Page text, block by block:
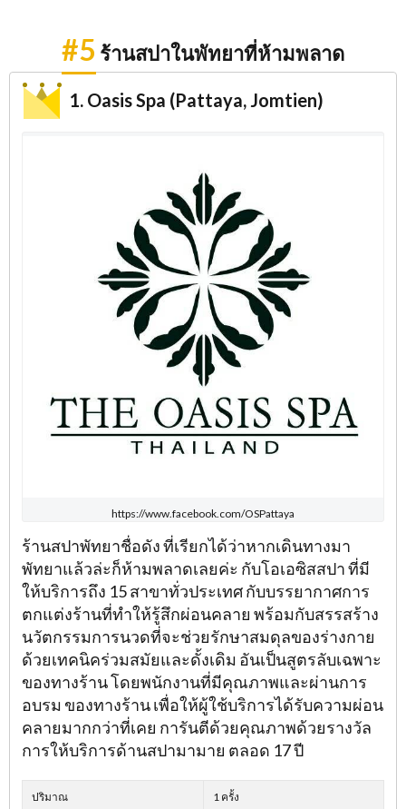
#5 ร้านสปาในพัทยาที่ห้ามพลาด
1. Oasis Spa (Pattaya, Jomtien)
https://www.facebook.com/OSPattaya
ร้านสปาพัทยาชื่อดัง ที่เรียกได้ว่าหากเดินทางมา
พัทยาแล้วล่ะก็ห้ามพลาดเลยค่ะ กับโอเอซิสสปา ที่มี
ให้บริการถึง 15 สาขาทั่วประเทศ กับบรรยากาศการ
ตกแต่งร้านที่ทำให้รู้สึกผ่อนคลาย พร้อมกับสรรสร้าง
นวัตกรรมการนวดที่จะช่วยรักษาสมดุลของร่างกาย
ด้วยเทคนิคร่วมสมัยและดั้งเดิม อันเป็นสูตรลับเฉพาะ
ของทางร้าน โดยพนักงานที่มีคุณภาพและผ่านการ
อบรม ของทางร้าน เพื่อให้ผู้ใช้บริการได้รับความผ่อน
คลายมากกว่าที่เคย การันตีด้วยคุณภาพด้วยรางวัล
การให้บริการด้านสปามามาย ตลอด 17 ปี
ปริมาณ 1 ครั้ง